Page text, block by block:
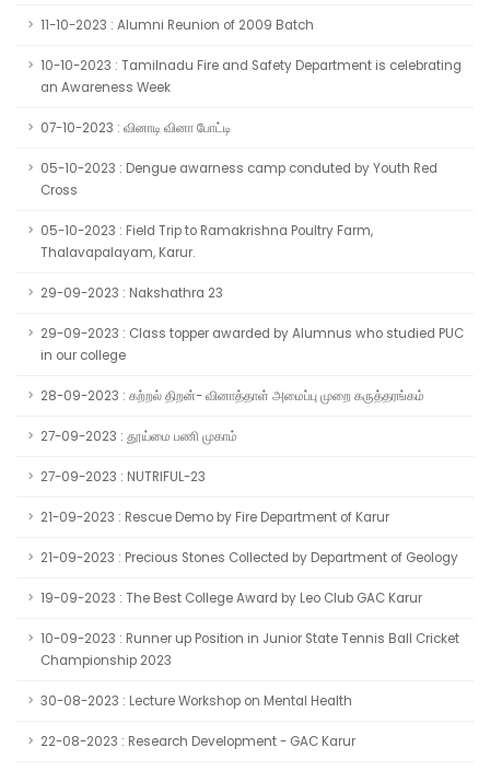
11-10-2023 : Alumni Reunion of 2009 Batch
10-10-2023 : Tamilnadu Fire and Safety Department is celebrating
an Awareness Week
07-10-2023 : வினாடி வினா போட்டி
05-10-2023 : Dengue awarness camp conduted by Youth Red
Cross
05-10-2023 : Field Trip to Ramakrishna Poultry Farm,
Thalavapalayam, Karur.
29-09-2023 : Nakshathra 23
29-09-2023 : Class topper awarded by Alumnus who studied PUC
in our college
28-09-2023 : கற்றல் திறன்- வினாத்தாள் அமைப்பு முறை கருத்தரங்கம்
27-09-2023 : தூய்மை பணி முகாம்
27-09-2023 : NUTRIFUL-23
21-09-2023 : Rescue Demo by Fire Department of Karur
21-09-2023 : Precious Stones Collected by Department of Geology
19-09-2023 : The Best College Award by Leo Club GAC Karur
10-09-2023 : Runner up Position in Junior State Tennis Ball Cricket
Championship 2023
30-08-2023 : Lecture Workshop on Mental Health
22-08-2023 : Research Development - GAC Karur